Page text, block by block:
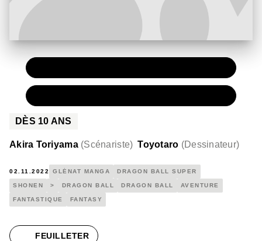
DÈS 10 ANS
Akira Toriyama (Scénariste) Toyotaro (Dessinateur)
02.11.2022 GLÉNAT MANGA DRAGON BALL SUPER
SHONEN > DRAGON BALL DRAGON BALL AVENTURE
FANTASTIQUE FANTASY
FEUILLETER